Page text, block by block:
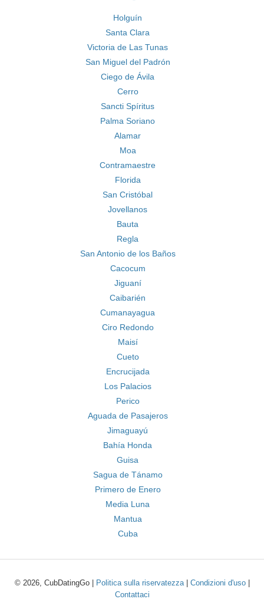
Holguín
Santa Clara
Victoria de Las Tunas
San Miguel del Padrón
Ciego de Ávila
Cerro
Sancti Spíritus
Palma Soriano
Alamar
Moa
Contramaestre
Florida
San Cristóbal
Jovellanos
Bauta
Regla
San Antonio de los Baños
Cacocum
Jiguaní
Caibarién
Cumanayagua
Ciro Redondo
Maisí
Cueto
Encrucijada
Los Palacios
Perico
Aguada de Pasajeros
Jimaguayú
Bahía Honda
Guisa
Sagua de Tánamo
Primero de Enero
Media Luna
Mantua
Cuba
© 2026, CubDatingGo | Politica sulla riservatezza| Condizioni d'uso|
Contattaci